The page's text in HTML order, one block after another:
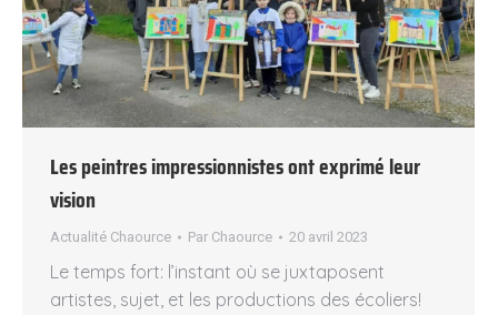
Les peintres impressionnistes ont exprimé leur
vision
Actualité Chaource Par Chaource 20 avril 2023
Le temps fort: l’instant où se juxtaposent
artistes, sujet, et les productions des écoliers!